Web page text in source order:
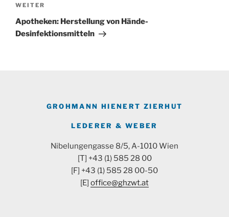
Nächster
Beitrag
WEITER
Apotheken: Herstellung von Hände-
Desinfektionsmitteln
GROHMANN HIENERT ZIERHUT
LEDERER & WEBER
Nibelungengasse 8/5, A-1010 Wien
[T] +43 (1) 585 28 00
[F] +43 (1) 585 28 00-50
[E] office@ghzwt.at